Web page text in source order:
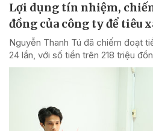
Lợi dụng tín nhiệm,
đồng của công ty để tiêu
Nguyễn Thanh Tú đã chiếm đoạt
24 lần, với số tiền trên 218 triệu